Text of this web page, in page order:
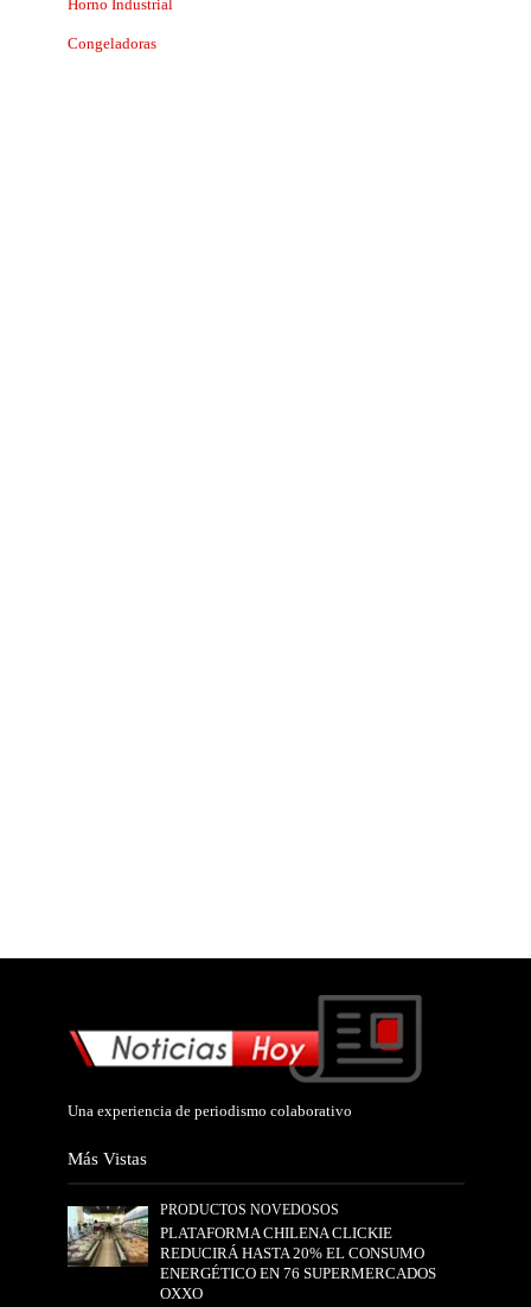
Horno Industrial
Congeladoras
Una experiencia de periodismo colaborativo
Más Vistas
PRODUCTOS NOVEDOSOS
PLATAFORMA CHILENA CLICKIE
REDUCIRÁ HASTA 20% EL CONSUMO
ENERGÉTICO EN 76 SUPERMERCADOS
OXXO